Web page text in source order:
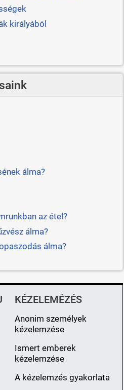
királyából
álma?
az étel?
álma?
álma?
KÉZELEMÉZÉS
Anonim személyek
kézelemzése
Ismert emberek
kézelemzése
A kézelemzés gyakorlata